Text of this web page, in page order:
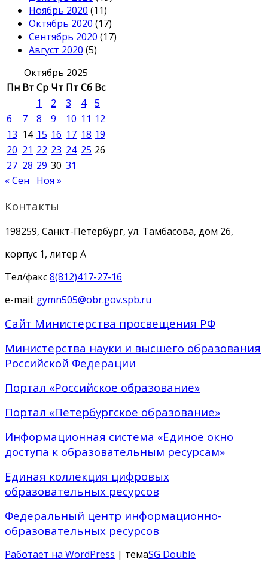
Ноябрь 2020 (11)
Октябрь 2020 (17)
Сентябрь 2020 (17)
Август 2020 (5)
Октябрь 2025
Пн ВтСр Чт ПтСб Вс
1
2 3 4
5
6
7 8 9 10 11 12
13 14 15 16 17 18 19
20 21 22 23 24 25 26
27 28 29 30 31
« Сен
Ноя »
Контакты
198259, Санкт-Петербург, ул. Тамбасова, дом 26,
корпус 1, литер А
Тел/факс8(812)417-27-16
e-mail: gymn505@obr.gov.spb.ru
Сайт Министерства просвещения РФ
Министерства науки и высшего образования
Российской Федерации
Портал «Российское образование»
Портал «Петербургское образование»
Информационная система «Единое окно
доступа к образовательным ресурсам»
Единая коллекция цифровых
образовательных ресурсов
Федеральный центр информационно-
образовательных ресурсов
Работает на WordPress | темаSG Double